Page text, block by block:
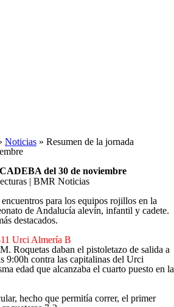
Noticias » Resumen de la jornada
del 30 de noviembre
| BMR Noticias
para los equipos rojillos en la
de Andalucía alevín, infantil y cadete.
destacados.
Urci Almería B
Roquetas daban el pistoletazo de salida a
9:00h contra las capitalinas del Urci
edad que alcanzaba el cuarto puesto en la
hecho que permitía correr, el primer